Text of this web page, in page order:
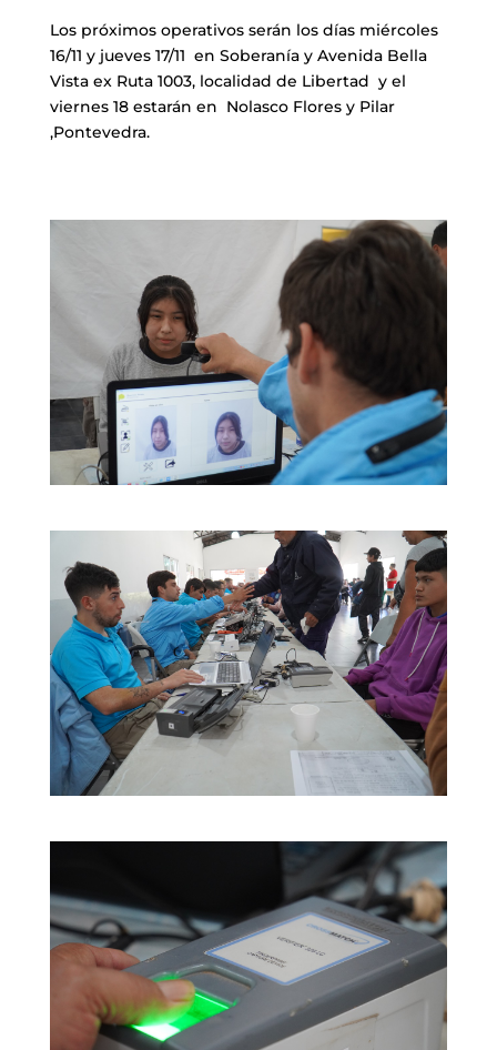
Los próximos operativos serán los días miércoles
16/11 y jueves 17/11 en Soberanía y Avenida Bella
Vista ex Ruta 1003, localidad de Libertad y el
viernes 18 estarán en Nolasco Flores y Pilar
,Pontevedra.